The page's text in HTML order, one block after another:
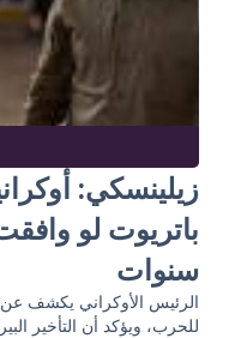
زيلينسكي:
سنوات
الرئيس الأوكراني يكشف
للحرب، ويؤكد أن التأخير